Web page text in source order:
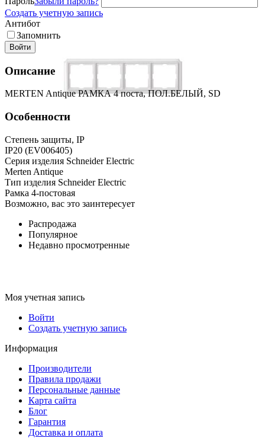
Создать учетную запись
Антибот
Запомнить
Войти
Описание
MERTEN Antique РАМКА 4 поста, ПОЛ.БЕЛЫЙ, SD
Особенности
Степень защиты, IP
IP20 (EV006405)
Серия изделия Schneider Electric
Merten Antique
Тип изделия Schneider Electric
Рамка 4-постовая
Возможно, вас это заинтересует
Распродажа
Популярное
Недавно просмотренные
Моя учетная запись
Войти
Создать учетную запись
Информация
Производители
Правила продажи
Персональные данные
Карта сайта
Блог
Гарантия
Доставка и оплата